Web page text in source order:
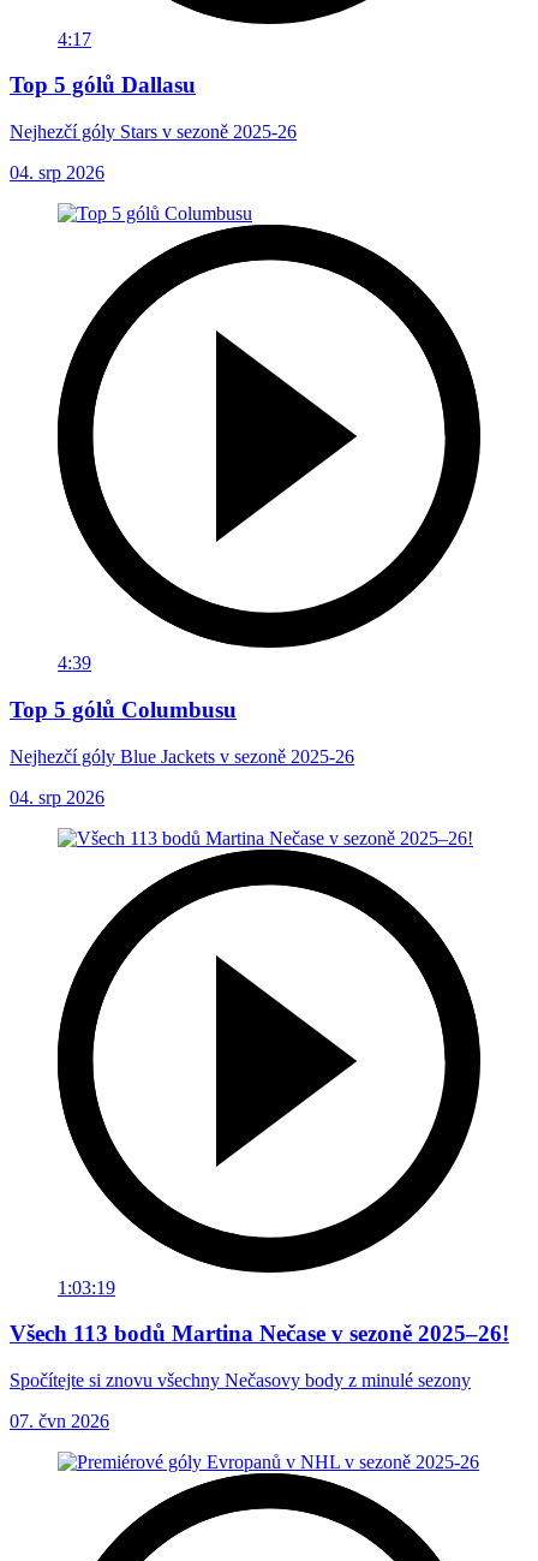
4:17
Top 5 gólů Dallasu
Nejhezčí góly Stars v sezoně 2025-26
04. srp 2026
4:39
Top 5 gólů Columbusu
Nejhezčí góly Blue Jackets v sezoně 2025-26
04. srp 2026
1:03:19
Všech 113 bodů Martina Nečase v sezoně 2025–26!
Spočítejte si znovu všechny Nečasovy body z minulé sezony
07. čvn 2026